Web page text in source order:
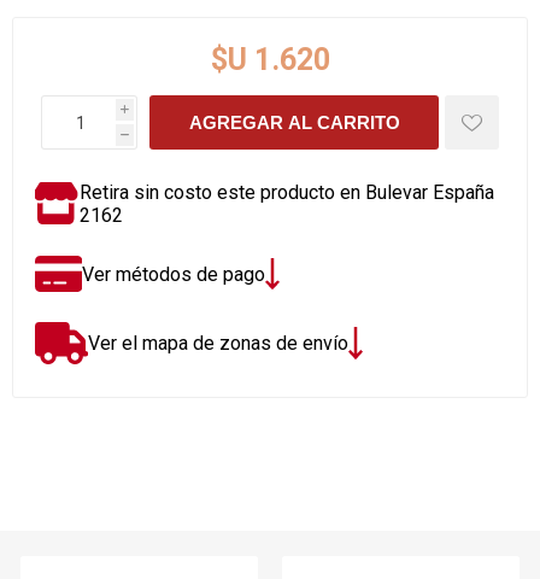
$U 1.620
i
h
AGREGAR AL CARRITO
Retira sin costo este producto en Bulevar España
2162
Ver métodos de pago
Ver el mapa de zonas de envío